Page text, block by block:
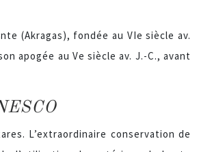
(Akragas), fondée au VIe siècle av.
apogée au Ve siècle av. J.-C., avant
L’extraordinaire conservation de